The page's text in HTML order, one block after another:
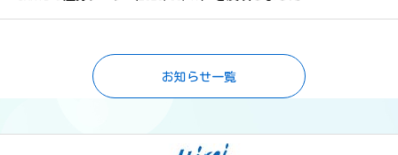
お知らせ一覧